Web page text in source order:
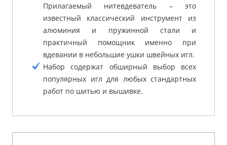
Прилагаемый нитевдеватель – это
известный классический инструмент из
алюминия и пружинной стали и
практичный помощник именно при
вдевании в небольшие ушки швейных игл.
Набор содержат обширный выбор всех
популярных игл для любых стандартных
работ по шитью и вышивке.